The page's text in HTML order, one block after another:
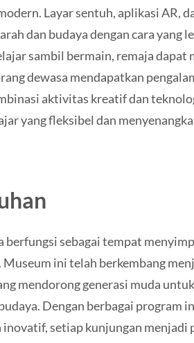
Layar sentuh, aplikasi AR,
dan budaya dengan cara yang
sambil bermain, remaja dapat
dewasa mendapatkan
aktivitas kreatif dan
yang fleksibel dan
berfungsi sebagai tempat
ini telah berkembang
mendorong generasi muda
Dengan berbagai program
setiap kunjungan menjadi